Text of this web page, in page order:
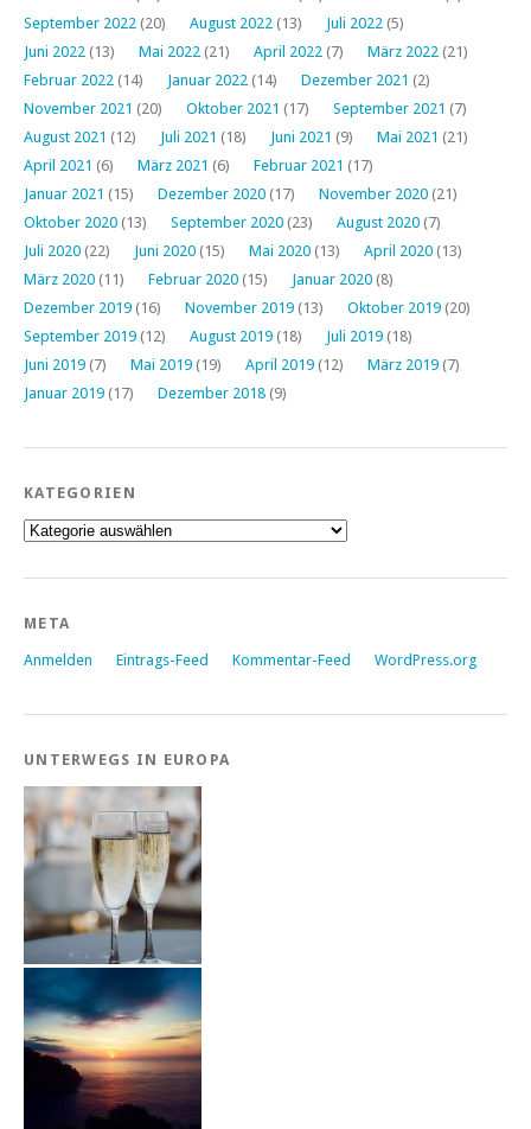
September 2022 (20) August 2022 (13) Juli 2022 (5)
Juni 2022 (13) Mai 2022 (21) April 2022 (7) März 2022 (21)
Februar 2022 (14) Januar 2022 (14) Dezember 2021 (2)
November 2021 (20) Oktober 2021 (17) September 2021 (7)
August 2021 (12) Juli 2021 (18) Juni 2021 (9) Mai 2021 (21)
April 2021 (6) März 2021 (6) Februar 2021 (17)
Januar 2021 (15) Dezember 2020 (17) November 2020 (21)
Oktober 2020 (13) September 2020 (23) August 2020 (7)
Juli 2020 (22) Juni 2020 (15) Mai 2020 (13) April 2020 (13)
März 2020 (11) Februar 2020 (15) Januar 2020 (8)
Dezember 2019 (16) November 2019 (13) Oktober 2019 (20)
September 2019 (12) August 2019 (18) Juli 2019 (18)
Juni 2019 (7) Mai 2019 (19) April 2019 (12) März 2019 (7)
Januar 2019 (17) Dezember 2018 (9)
KATEGORIEN
Kategorien
META
Anmelden Eintrags-Feed Kommentar-Feed WordPress.org
UNTERWEGS IN EUROPA